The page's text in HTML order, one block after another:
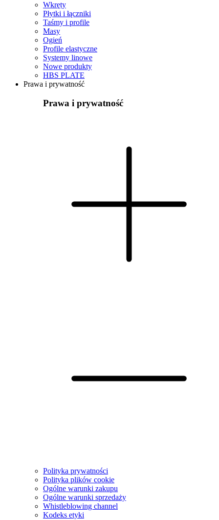
Wkręty
Płytki i łączniki
Taśmy i profile
Masy
Ogień
Profile elastyczne
Systemy linowe
Nowe produkty
HBS PLATE
Prawa i prywatność
Prawa i prywatność
Polityka prywatności
Polityka plików cookie
Ogólne warunki zakupu
Ogólne warunki sprzedaży
Whistleblowing channel
Kodeks etyki